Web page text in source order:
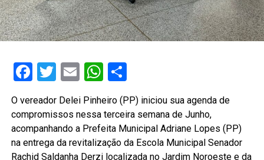
Facebook
Twitter
EmailWhatsApp
Share
O vereador Delei Pinheiro (PP) iniciou sua agenda de
compromissos nessa terceira semana de Junho,
acompanhando a Prefeita Municipal Adriane Lopes (PP)
na entrega da revitalização da Escola Municipal Senador
Rachid Saldanha Derzi localizada no Jardim Noroeste e da